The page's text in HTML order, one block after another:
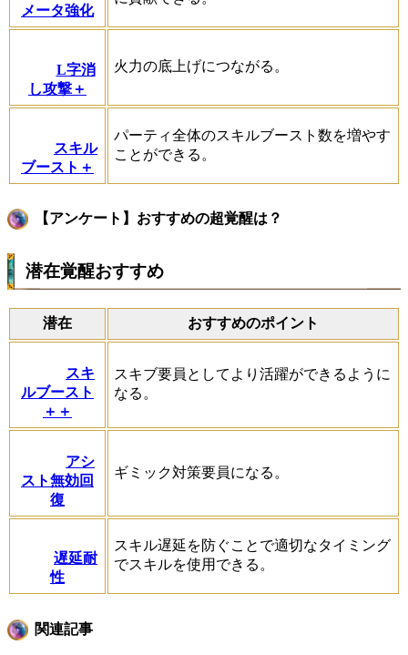
メータ強化
L字消
し攻撃＋
火力の底上げにつながる。
スキル
ブースト＋
パーティ全体のスキルブースト数を増やす
ことができる。
【アンケート】おすすめの超覚醒は？
潜在覚醒おすすめ
潜在 おすすめのポイント
スキ
ルブースト
＋＋
スキブ要員としてより活躍ができるように
なる。
アシ
スト無効回
復
ギミック対策要員になる。
遅延耐
性
スキル遅延を防ぐことで適切なタイミング
でスキルを使用できる。
関連記事